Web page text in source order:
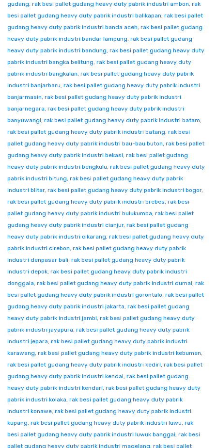
gudang, rak besi pallet gudang heavy duty pabrik industri ambon, rak
besi pallet gudang heavy duty pabrik industri balikapan, rak besi pallet
gudang heavy duty pabrik industri banda aceh, rak besi pallet gudang
heavy duty pabrik industri bandar lampung, rak besi pallet gudang
heavy duty pabrik industri bandung, rak besi pallet gudang heavy duty
pabrik industri bangka belitung, rak besi pallet gudang heavy duty
pabrik industri bangkalan, rak besi pallet gudang heavy duty pabrik
industri banjarbaru, rak besi pallet gudang heavy duty pabrik industri
banjarmasin, rak besi pallet gudang heavy duty pabrik industri
banjarnegara, rak besi pallet gudang heavy duty pabrik industri
banyuwangi, rak besi pallet gudang heavy duty pabrik industri batam,
rak besi pallet gudang heavy duty pabrik industri batang, rak besi
pallet gudang heavy duty pabrik industri bau-bau buton, rak besi pallet
gudang heavy duty pabrik industri bekasi, rak besi pallet gudang
heavy duty pabrik industri bengkulu, rak besi pallet gudang heavy duty
pabrik industri bitung, rak besi pallet gudang heavy duty pabrik
industri blitar, rak besi pallet gudang heavy duty pabrik industri bogor,
rak besi pallet gudang heavy duty pabrik industri brebes, rak besi
pallet gudang heavy duty pabrik industri bulukumba, rak besi pallet
gudang heavy duty pabrik industri cianjur, rak besi pallet gudang
heavy duty pabrik industri cikarang, rak besi pallet gudang heavy duty
pabrik industri cirebon, rak besi pallet gudang heavy duty pabrik
industri denpasar bali, rak besi pallet gudang heavy duty pabrik
industri depok, rak besi pallet gudang heavy duty pabrik industri
donggala, rak besi pallet gudang heavy duty pabrik industri dumai, rak
besi pallet gudang heavy duty pabrik industri gorontalo, rak besi pallet
gudang heavy duty pabrik industri jakarta, rak besi pallet gudang
heavy duty pabrik industri jambi, rak besi pallet gudang heavy duty
pabrik industri jayapura, rak besi pallet gudang heavy duty pabrik
industri jepara, rak besi pallet gudang heavy duty pabrik industri
karawang, rak besi pallet gudang heavy duty pabrik industri kebumen,
rak besi pallet gudang heavy duty pabrik industri kediri, rak besi pallet
gudang heavy duty pabrik industri kendal, rak besi pallet gudang
heavy duty pabrik industri kendari, rak besi pallet gudang heavy duty
pabrik industri kolaka, rak besi pallet gudang heavy duty pabrik
industri konawe, rak besi pallet gudang heavy duty pabrik industri
kupang, rak besi pallet gudang heavy duty pabrik industri luwu, rak
besi pallet gudang heavy duty pabrik industri luwuk banggai, rak besi
pallet gudang heavy duty pabrik industri magelang, rak besi pallet